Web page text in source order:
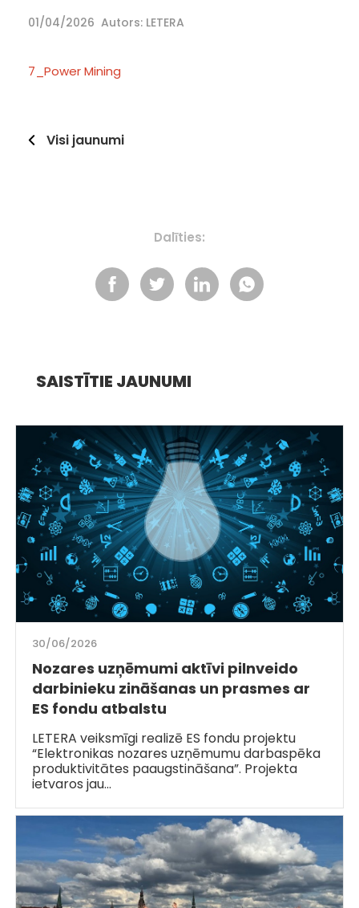
01/04/2026 Autors: LETERA
7_Power Mining
Visi jaunumi
Dalīties:
SAISTĪTIE JAUNUMI
30/06/2026
Nozares uzņēmumi aktīvi pilnveido
darbinieku zināšanas un prasmes ar
ES fondu atbalstu
LETERA veiksmīgi realizē ES fondu projektu
“Elektronikas nozares uzņēmumu darbaspēka
produktivitātes paaugstināšana”. Projekta
ietvaros jau…